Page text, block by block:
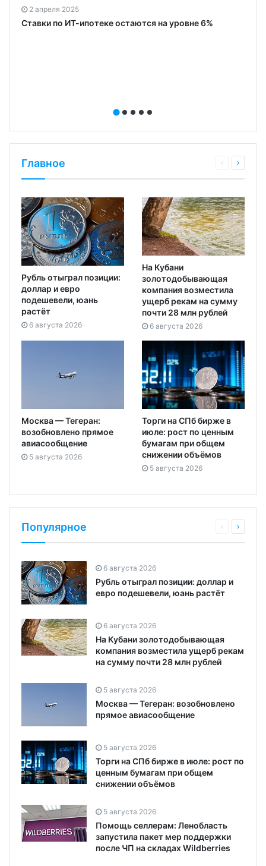
2 апреля 2025
Ставки по ИТ-ипотеке остаются на уровне 6%
Главное
Рубль отыграл позиции:
доллар и евро
подешевели, юань
растёт
6 августа 2026
На Кубани
золотодобывающая
компания возместила
ущерб рекам на сумму
почти 28 млн рублей
6 августа 2026
Москва — Тегеран:
возобновлено прямое
авиасообщение
5 августа 2026
Торги на СПб бирже в
июле: рост по ценным
бумагам при общем
снижении объёмов
5 августа 2026
Популярное
6 августа 2026
Рубль отыграл позиции: доллар и
евро подешевели, юань растёт
6 августа 2026
На Кубани золотодобывающая
компания возместила ущерб рекам
на сумму почти 28 млн рублей
5 августа 2026
Москва — Тегеран: возобновлено
прямое авиасообщение
5 августа 2026
Торги на СПб бирже в июле: рост по
ценным бумагам при общем
снижении объёмов
5 августа 2026
Помощь селлерам: Ленобласть
запустила пакет мер поддержки
после ЧП на складах Wildberries